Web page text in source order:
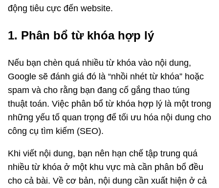
động tiêu cực đến website.
1. Phân bổ từ khóa hợp lý
Nếu bạn chèn quá nhiều từ khóa vào nội dung,
Google sẽ đánh giá đó là “nhồi nhét từ khóa” hoặc
spam và cho rằng bạn đang cố gắng thao túng
thuật toán. Việc phân bổ từ khóa hợp lý là một trong
những yếu tố quan trọng để tối ưu hóa nội dung cho
công cụ tìm kiếm (SEO).
Khi viết nội dung, bạn nên hạn chế tập trung quá
nhiều từ khóa ở một khu vực mà cần phân bổ đều
cho cả bài. Về cơ bản, nội dung cần xuất hiện ở cả